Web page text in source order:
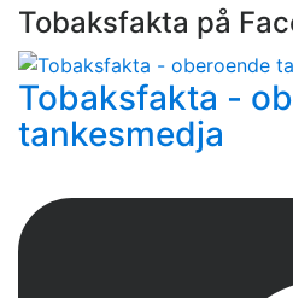
Tobaksfakta på
Tobaksfakta -
tankesmedja